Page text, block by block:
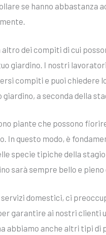
se hanno abbastanza
altro dei compiti di cui
giardino. I nostri
compiti e puoi chiedere
a seconda della
piante che possono
In questo modo, è
specie tipiche della
sarà sempre bello e
domestici, ci
garantire ai nostri clienti
abbiamo anche altri tipi